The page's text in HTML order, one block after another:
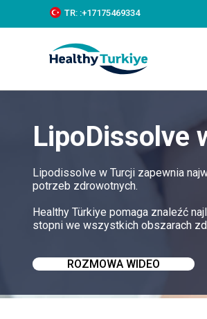
k
c
TR: :+‪17175469334‬
LipoDissolve
Lipodissolve w Turcji zapewnia
potrzeb zdrowotnych.
Healthy Türkiye pomaga znaleźć
stopni we wszystkich obszarach
ROZMOWA WIDEO